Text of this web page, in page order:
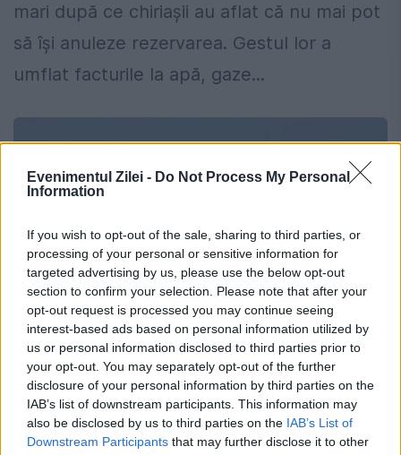
Evenimentul Zilei - Do Not Process My Personal
Information
If you wish to opt-out of the sale, sharing to third parties, or
processing of your personal or sensitive information for
targeted advertising by us, please use the below opt-out
section to confirm your selection. Please note that after your
opt-out request is processed you may continue seeing
interest-based ads based on personal information utilized by
us or personal information disclosed to third parties prior to
your opt-out. You may separately opt-out of the further
disclosure of your personal information by third parties on the
IAB’s list of downstream participants. This information may
also be disclosed by us to third parties on the IAB’s List of
Downstream Participants that may further disclose it to other
mari după ce chiriașii au aflat că nu mai pot
să îşi anuleze rezervarea. Gestul lor a
umflat facturile la apă, gaze...
100.000 de turiști sunt pe litoral.
20.000 dintre ei stau în gazdă
21 IULIE 2019